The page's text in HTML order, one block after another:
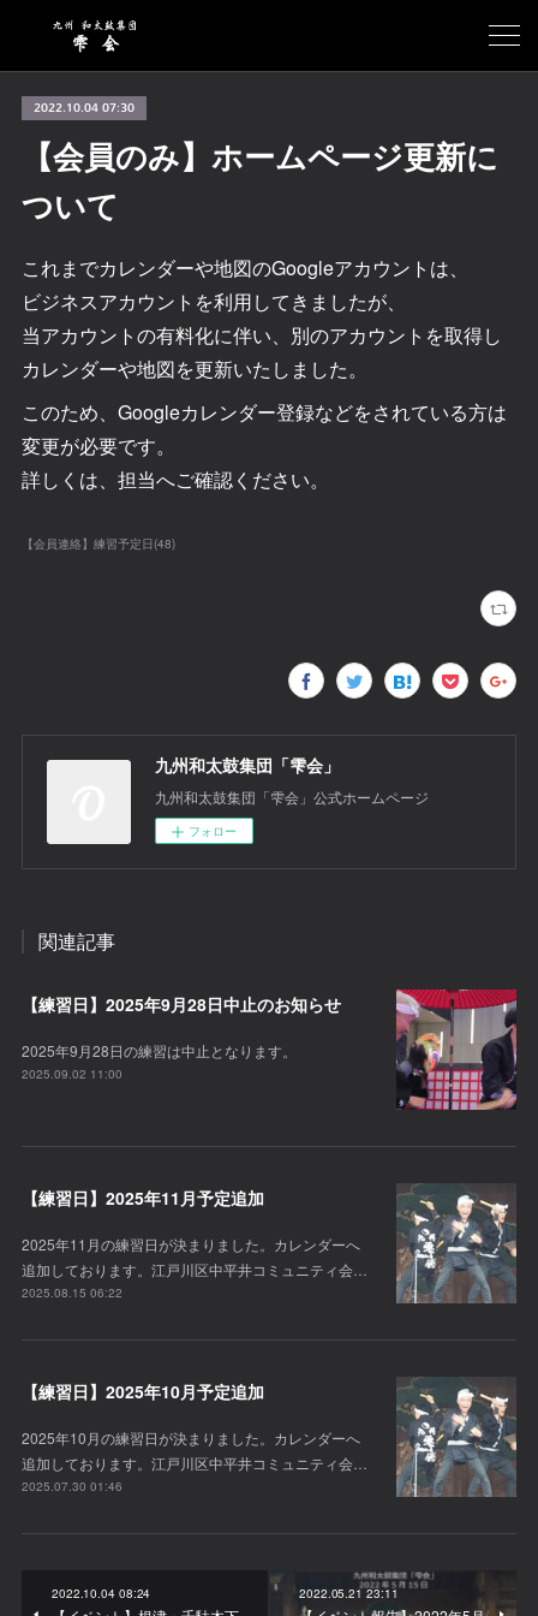
2022.10.04 07:30
【会員のみ】ホームページ更新に
ついて
これまでカレンダーや地図のGoogleアカウントは、
ビジネスアカウントを利用してきましたが、
当アカウントの有料化に伴い、別のアカウントを取得し
カレンダーや地図を更新いたしました。
このため、Googleカレンダー登録などをされている方は
変更が必要です。
詳しくは、担当へご確認ください。
【会員連絡】練習予定日(48)
九州和太鼓集団「雫会」
九州和太鼓集団「雫会」公式ホームページ
フォロー
関連記事
【練習日】2025年9月28日中止のお知らせ
2025年9月28日の練習は中止となります。
2025.09.02 11:00
【練習日】2025年11月予定追加
2025年11月の練習日が決まりました。カレンダーへ
追加しております。江戸川区中平井コミュニティ会…
2025.08.15 06:22
【練習日】2025年10月予定追加
2025年10月の練習日が決まりました。カレンダーへ
追加しております。江戸川区中平井コミュニティ会…
2025.07.30 01:46
2022.10.04 08:24 2022.05.21 23:11